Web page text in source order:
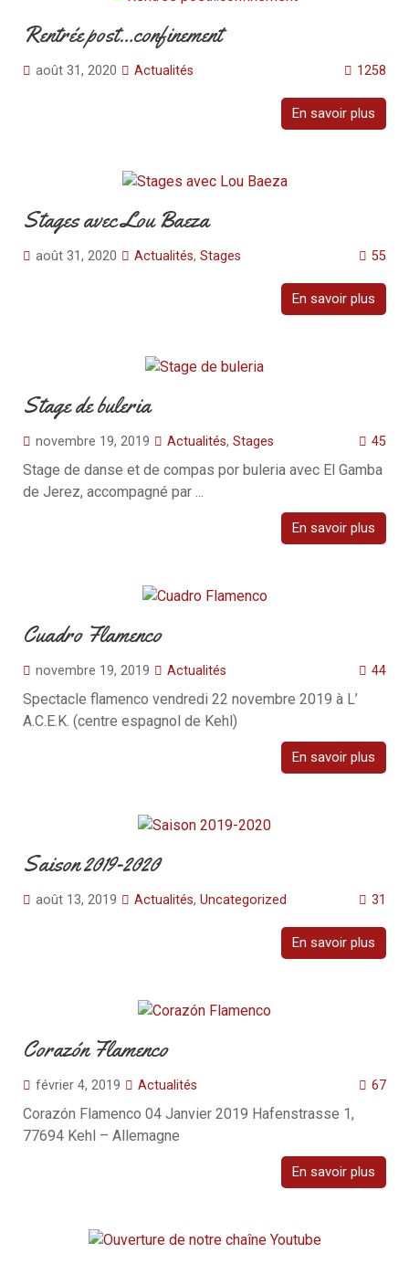
Rentrée post…confinement
août 31, 2020 1258
Actualités
En savoir plus
Stages avec Lou Baeza
août 31, 2020 55
Actualités, Stages
En savoir plus
Stage de buleria
novembre 19, 2019 45
Actualités, Stages
Stage de danse et de compas por buleria avec El Gamba
de Jerez, accompagné par ...
En savoir plus
Cuadro Flamenco
novembre 19, 2019 44
Actualités
Spectacle flamenco vendredi 22 novembre 2019 à L’
A.C.E.K. (centre espagnol de Kehl)
En savoir plus
Saison 2019-2020
août 13, 2019 31
Actualités, Uncategorized
En savoir plus
Corazón Flamenco
février 4, 2019 67
Actualités
Corazón Flamenco 04 Janvier 2019 Hafenstrasse 1,
77694 Kehl – Allemagne
En savoir plus